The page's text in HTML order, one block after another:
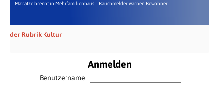
Matratze brennt in Mehrfamilienhaus – Rauchmelder warnen Bewohner
der Rubrik Kultur
Anmelden
Benutzername